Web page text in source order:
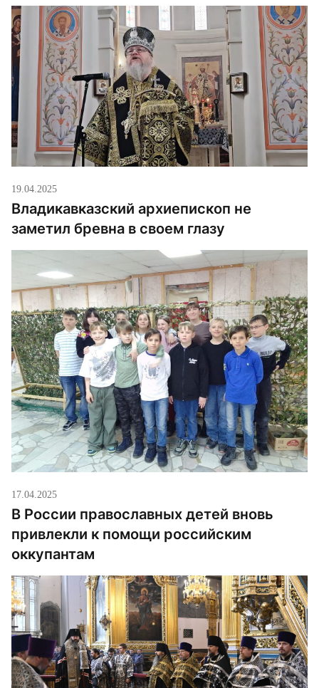
19.04.2025
Владикавказский архиепископ не
заметил бревна в своем глазу
17.04.2025
В России православных детей вновь
привлекли к помощи российским
оккупантам